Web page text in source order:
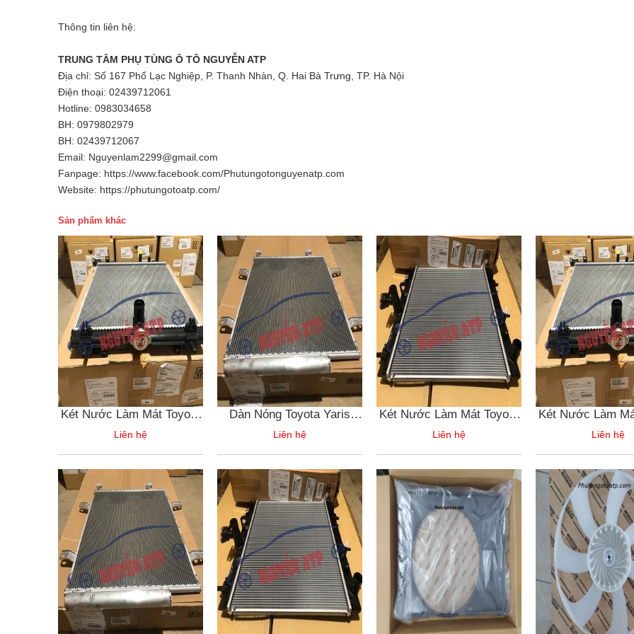
Thông tin liên hệ:
TRUNG TÂM PHỤ TÙNG Ô TÔ NGUYỄN ATP
Địa chỉ: Số 167 Phố Lạc Nghiệp, P. Thanh Nhàn, Q. Hai Bà Trưng, TP. Hà Nội
Điện thoại: 02439712061
Hotline: 0983034658
BH: 0979802979
BH: 02439712067
Email: Nguyenlam2299@gmail.com
Fanpage: https://www.facebook.com/Phutungotonguyenatp.com
Website: https://phutungotoatp.com/
Sản phẩm khác
Két Nước Làm Mát Toyota
Yaris Cross
Liên hệ
Dàn Nóng Toyota Yaris
Cross
Liên hệ
Két Nước Làm Mát Toyota
Raize
Liên hệ
Két Nước Làm
Yaris
Liên hệ